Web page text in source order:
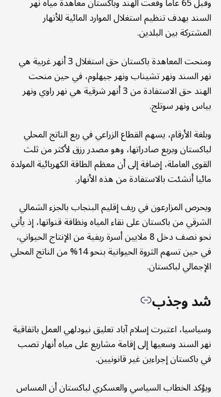
السند بهدف تنظيم استغلال الموارد المائية للأنهار
المشتركة بين البلدين.
ومنحت المعاهدة باكستان حق استغلال 3 أنهر غربية هي
نهر السند ونهر تشيناب ونهر جيهلوم، في حين منحت
الهند حق الاستفادة من 3 أنهر شرقية هي نهر راوي ونهر
بياس ونهر سوتلج.
وبلغة الأرقام، يسهم القطاع الزراعي في ربع الناتج المحلي
لباكستان وبربع صادراتها، وهو مصدر رزق لأكثر من ثلث
القوى العاملة، إضافة إلى أن معظم الطاقة الكهربائية المولدة
مائيا أنشئت بالاستفادة من هذه الأنهار.
ويحرص المزارعون في ريف إقليم البنجاب بالجزء الشمالي
الشرقي من باكستان على نقاء المياه ونظافة قنواتها، إذ يأتي
نحو نصف دخل 8 ملايين أسرة ريفية من الإنتاج الحيواني،
في حين تسهم الثروة الحيوانية بنحو 14% من الناتج المحلي
الإجمالي لباكستان.
شد وجذب
وسياسيا، اعتبرت إسلام آباد تعليق نيودلهي العمل باتفاقية
نهر السند وسعيها إلى إقامة مشاريع على مياه أنهار تصب
في باكستان إجراءين غير قانونيين.
ويؤكد الخطاب السياسي والعسكري لباكستان أن المساس